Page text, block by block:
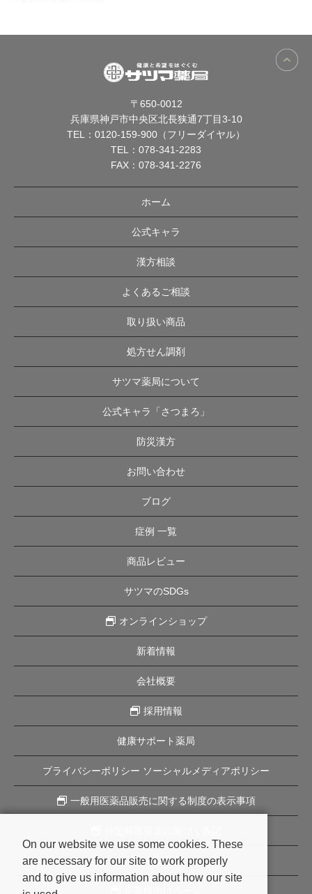
〒650-0012
兵庫県神戸市中央区北長狭通7丁目3-10
TEL： 0120-159-900（フリーダイヤル）
TEL： 078-341-2283
FAX：078-341-2276
ホーム
公式キャラ
漢方相談
よくあるご相談
取り扱い商品
処方せん調剤
サツマ薬局について
公式キャラ「さつまろ」
防災漢方
お問い合わせ
ブログ
症例 一覧
商品レビュー
サツマのSDGs
オンラインショップ
新着情報
会社概要
採用情報
健康サポート薬局
プライバシーポリシー ソーシャルメディアポリシー
一般用医薬品販売に関する制度の表示事項
企業理念
On our website we use some cookies. These
are necessary for our site to work properly
and to give us information about how our site